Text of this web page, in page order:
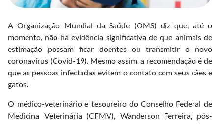
A Organização Mundial da Saúde (OMS) diz que, até o
momento, não há evidência significativa de que animais de
estimação possam ficar doentes ou transmitir o novo
coronavírus (Covid-19). Mesmo assim, a recomendação é de
que as pessoas infectadas evitem o contato com seus cães e
gatos.
O médico-veterinário e tesoureiro do Conselho Federal de
Medicina Veterinária (CFMV), Wanderson Ferreira, pós-